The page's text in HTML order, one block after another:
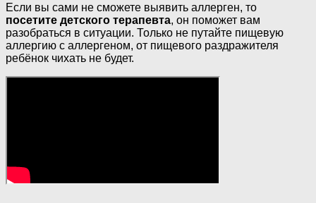
Если вы сами не сможете выявить аллерген, то
посетите детского терапевта, он поможет вам
разобраться в ситуации. Только не путайте пищевую
аллергию с аллергеном, от пищевого раздражителя
ребёнок чихать не будет.